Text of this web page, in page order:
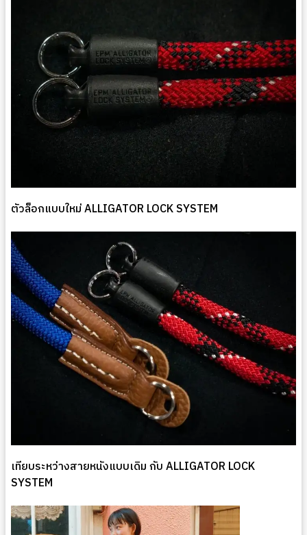
ตัวล็อกแบบใหม่ ALLIGATOR LOCK SYSTEM
เทียบระหว่างสายหนังแบบเดิม กับ ALLIGATOR LOCK
SYSTEM